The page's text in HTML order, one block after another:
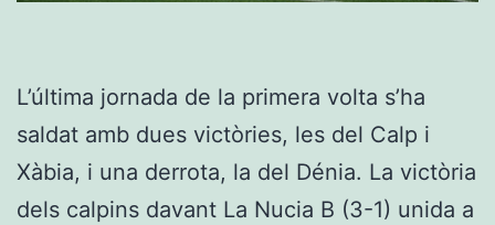
L’última jornada de la primera volta s’ha
saldat amb dues victòries, les del Calp i
Xàbia, i una derrota, la del Dénia. La victòria
dels calpins davant La Nucia B (3-1) unida a